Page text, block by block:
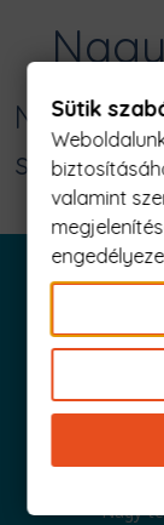
Nincs
süt Férfi
Iratkozz fel
Nagy
Sütik
valamint